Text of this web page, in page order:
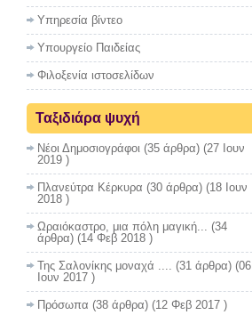
Υπηρεσία βίντεο
Υπουργείο Παιδείας
Φιλοξενία ιστοσελίδων
Ταξιδιάρα ψυχή
Νέοι Δημοσιογράφοι (35 άρθρα) (27 Ιουν
2019 )
Πλανεύτρα Κέρκυρα (30 άρθρα) (18 Ιουν
2018 )
Ωραιόκαστρο, μια πόλη μαγική...
(34
άρθρα) (14 Φεβ 2018 )
Της Σαλονίκης μοναχά ....
(31 άρθρα) (06
Ιουν 2017 )
Πρόσωπα (38 άρθρα) (12 Φεβ 2017 )